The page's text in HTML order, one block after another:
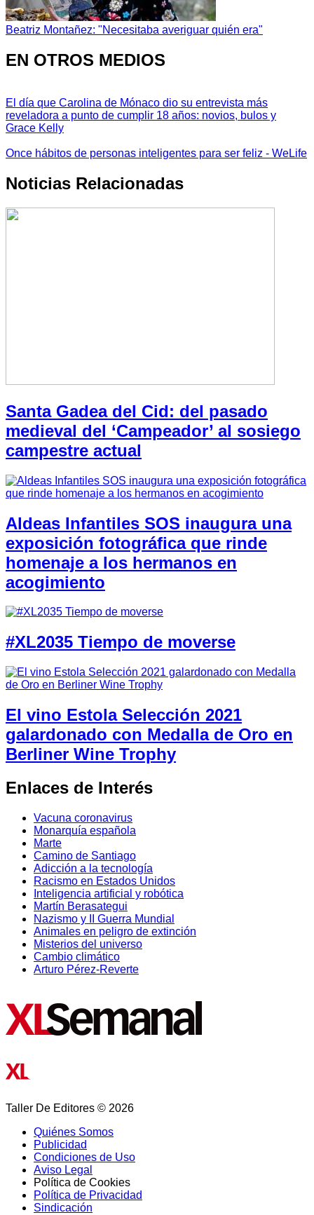
Beatriz Montañez: "Necesitaba averiguar quién era"
EN OTROS MEDIOS
El día que Carolina de Mónaco dio su entrevista más
reveladora a punto de cumplir 18 años: novios, bulos y
Grace Kelly
Once hábitos de personas inteligentes para ser feliz - WeLife
Noticias Relacionadas
Santa Gadea del Cid: del pasado
medieval del ‘Campeador’ al sosiego
campestre actual
Aldeas Infantiles SOS inaugura una
exposición fotográfica que rinde
homenaje a los hermanos en
acogimiento
#XL2035 Tiempo de moverse
El vino Estola Selección 2021
galardonado con Medalla de Oro en
Berliner Wine Trophy
Enlaces de Interés
Vacuna coronavirus
Monarquía española
Marte
Camino de Santiago
Adicción a la tecnología
Racismo en Estados Unidos
Inteligencia artificial y robótica
Martín Berasategui
Nazismo y II Guerra Mundial
Animales en peligro de extinción
Misterios del universo
Cambio climático
Arturo Pérez-Reverte
Taller De Editores © 2026
Quiénes Somos
Publicidad
Condiciones de Uso
Aviso Legal
Política de Cookies
Política de Privacidad
Sindicación